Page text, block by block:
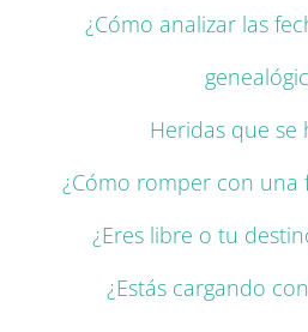
¿Cómo analizar las
Heridas que se
¿Cómo romper con una
¿Eres libre o tu
¿Estás cargando